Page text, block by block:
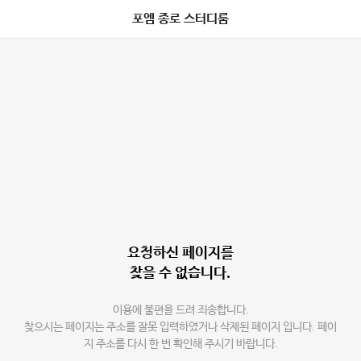
포엠 종로 스터디룸
요청하신 페이지를
찾을 수 없습니다.
이용에 불편을 드려 죄송합니다.
찾으시는 페이지는 주소를 잘못 입력하였거나 삭제된 페이지 입니다. 페이
지 주소를 다시 한 번 확인해 주시기 바랍니다.